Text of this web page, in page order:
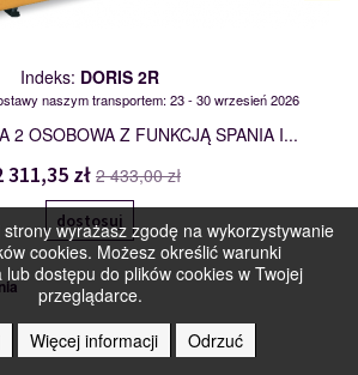
Indeks: DORIS 2R
naszym transportem: 23 - 30 wrzesień 2026
2 OSOBOWA Z FUNKCJĄ SPANIA I...
311,35 zł 2 433,00 zł
dostosuj
wyrażasz zgodę na wykorzystywanie
cookies. Możesz określić warunki
dostępu do plików cookies w Twojej
przeglądarce.
Więcej informacji Odrzuć